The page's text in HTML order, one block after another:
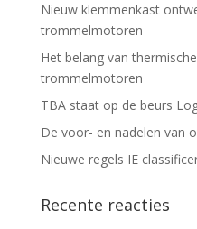
Nieuw klemmenkast
trommelmotoren
Het belang van
trommelmotoren
TBA staat op de beurs
De voor- en nadelen van
Nieuwe regels IE
Recente reacties